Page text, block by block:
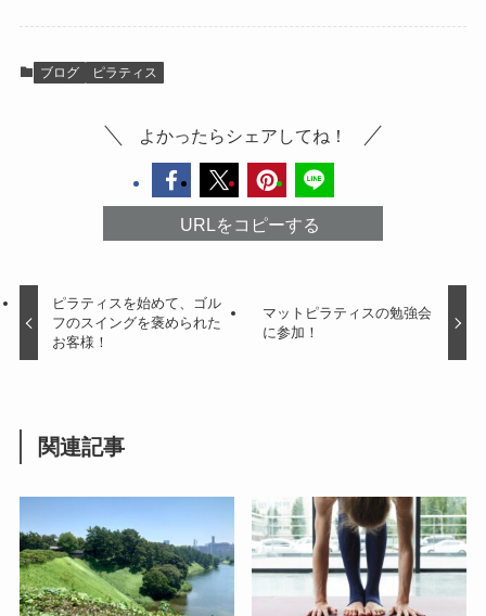
ブログ ピラティス
よかったらシェアしてね！
URLをコピーする
ピラティスを始めて、ゴル
フのスイングを褒められた
お客様！
マットピラティスの勉強会
に参加！
関連記事